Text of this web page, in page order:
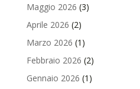
Maggio 2026 (3)
Aprile 2026 (2)
Marzo 2026 (1)
Febbraio 2026 (2)
Gennaio 2026 (1)